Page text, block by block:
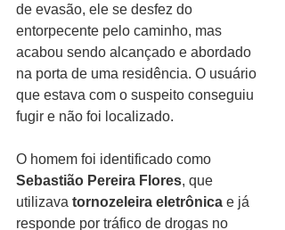
de evasão, ele se desfez do
entorpecente pelo caminho, mas
acabou sendo alcançado e abordado
na porta de uma residência. O usuário
que estava com o suspeito conseguiu
fugir e não foi localizado.
O homem foi identificado como
Sebastião Pereira Flores, que
utilizava tornozeleira eletrônica e já
responde por tráfico de drogas no